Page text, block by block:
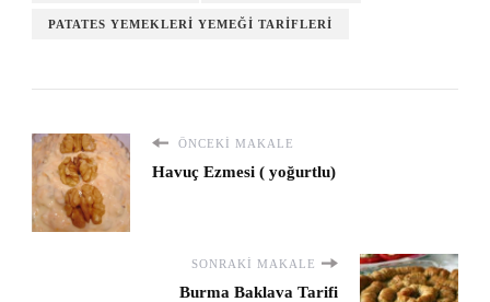
PATATES YEMEKLERI YEMEĞI TARIFLERI
ÖNCEKI MAKALE
Havuç Ezmesi ( yoğurtlu)
SONRAKI MAKALE
Burma Baklava Tarifi